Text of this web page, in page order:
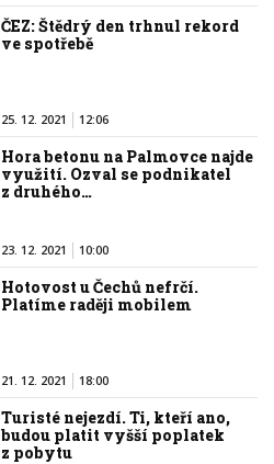
ČEZ: Štědrý den trhnul rekord
ve spotřebě
25. 12. 2021 12:06
Hora betonu na Palmovce najde
využití. Ozval se podnikatel
z druhého…
23. 12. 2021 10:00
Hotovost u Čechů nefrčí.
Platíme raději mobilem
21. 12. 2021 18:00
Turisté nejezdí. Ti, kteří ano,
budou platit vyšší poplatek
z pobytu